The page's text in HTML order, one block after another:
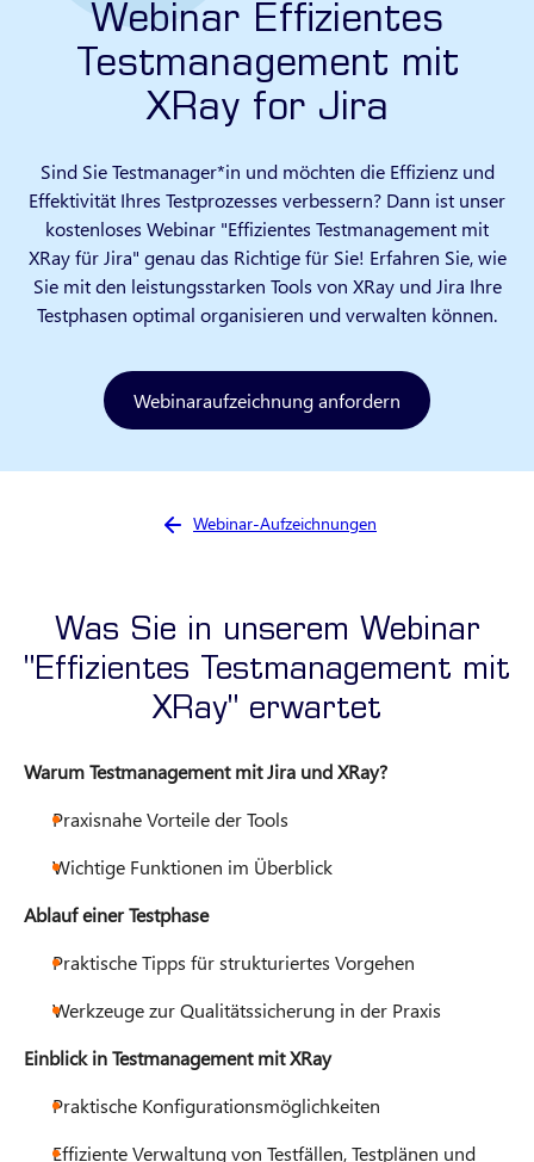
Webinar Effizientes
Testmanagement mit
XRay for Jira
Sind Sie Testmanager*in und möchten die Effizienz und
Effektivität Ihres Testprozesses verbessern? Dann ist unser
kostenloses Webinar "Effizientes Testmanagement mit
XRay für Jira" genau das Richtige für Sie! Erfahren Sie, wie
Sie mit den leistungsstarken Tools von XRay und Jira Ihre
Testphasen optimal organisieren und verwalten können.
Webinaraufzeichnung anfordern
Sie sind hier:
Webinar-Aufzeichnungen
Was Sie in unserem Webinar
"Effizientes Testmanagement mit
XRay" erwartet
Warum Testmanagement mit Jira und XRay?
Praxisnahe Vorteile der Tools
Wichtige Funktionen im Überblick
Ablauf einer Testphase
Praktische Tipps für strukturiertes Vorgehen
Werkzeuge zur Qualitätssicherung in der Praxis
Einblick in Testmanagement mit XRay
Praktische Konfigurationsmöglichkeiten
Effiziente Verwaltung von Testfällen, Testplänen und